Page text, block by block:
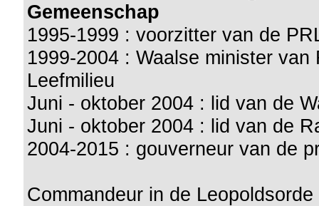
Gemeenschap
1995-1999 : voorzitter van de
1999-2004 : Waalse minister
Leefmilieu
Juni - oktober 2004 : lid van de
Juni - oktober 2004 : lid van de
2004-2015 : gouverneur van de
Commandeur in de